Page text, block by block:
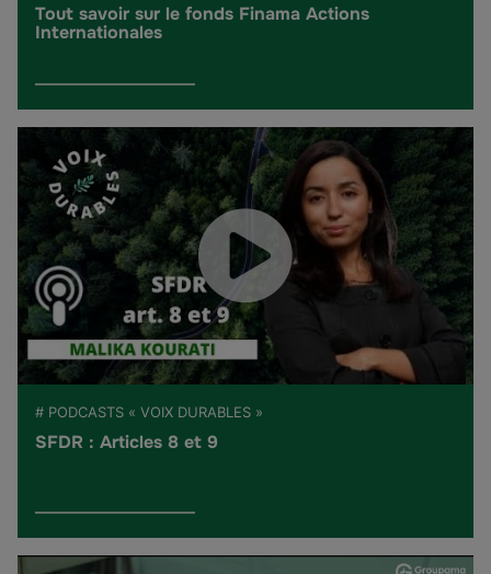
Tout savoir sur le fonds Finama Actions
Internationales
# PODCASTS « VOIX DURABLES »
SFDR : Articles 8 et 9